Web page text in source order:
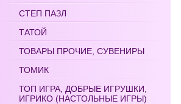
СТЕП ПАЗЛ
ТАТОЙ
ТОВАРЫ ПРОЧИЕ, СУВЕНИРЫ
ТОМИК
ТОП ИГРА, ДОБРЫЕ ИГРУШКИ,
ИГРИКО (НАСТОЛЬНЫЕ ИГРЫ)